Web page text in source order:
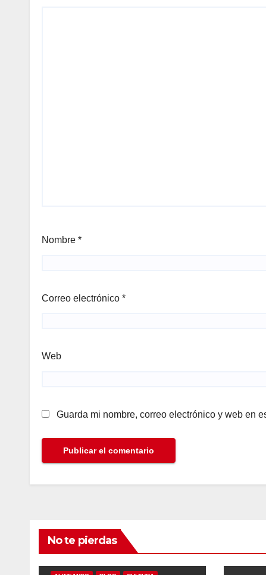
Nombre *
Correo electrónico *
Web
Guarda mi nombre, correo electrónico y web en
No te pierdas